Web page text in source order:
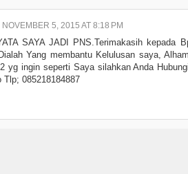
NOVEMBER 5, 2015 AT 8:18 PM
SAYA JADI PNS.Terimakasih kepada
Yang membantu Kelulusan saya,
yg ingin seperti Saya silahkan Anda
Tlp; 085218184887